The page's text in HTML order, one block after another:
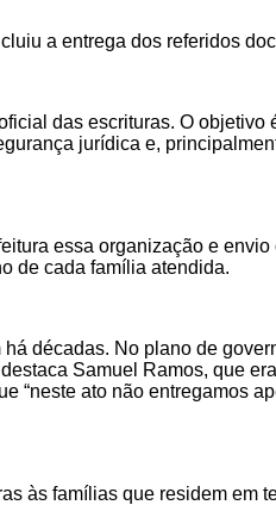
a entrega dos referidos
das escrituras. O objetivo
jurídica e,
essa organização e
de cada família atendida.
décadas. No plano de
Samuel Ramos, que
“neste ato não entregamos
às famílias que residem em